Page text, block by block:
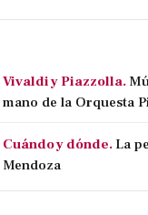
Vivaldi y Piazzolla.
mano de la Orquesta
Cuándo y dónde. La
Mendoza